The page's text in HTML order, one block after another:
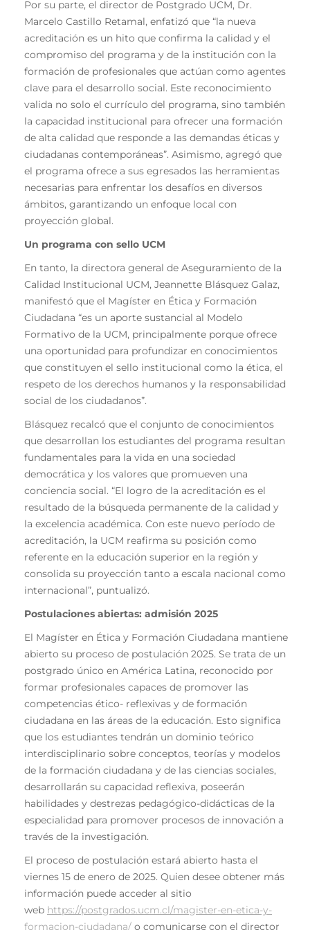
Por su parte, el director de Postgrado UCM, Dr.
Marcelo Castillo Retamal, enfatizó que “la nueva
acreditación es un hito que confirma la calidad y el
compromiso del programa y de la institución con la
formación de profesionales que actúan como agentes
clave para el desarrollo social. Este reconocimiento
valida no solo el currículo del programa, sino también
la capacidad institucional para ofrecer una formación
de alta calidad que responde a las demandas éticas y
ciudadanas contemporáneas”. Asimismo, agregó que
el programa ofrece a sus egresados las herramientas
necesarias para enfrentar los desafíos en diversos
ámbitos, garantizando un enfoque local con
proyección global.
Un programa con sello UCM
En tanto, la directora general de Aseguramiento de la
Calidad Institucional UCM, Jeannette Blásquez Galaz,
manifestó que el Magíster en Ética y Formación
Ciudadana “es un aporte sustancial al Modelo
Formativo de la UCM, principalmente porque ofrece
una oportunidad para profundizar en conocimientos
que constituyen el sello institucional como la ética, el
respeto de los derechos humanos y la responsabilidad
social de los ciudadanos”.
Blásquez recalcó que el conjunto de conocimientos
que desarrollan los estudiantes del programa resultan
fundamentales para la vida en una sociedad
democrática y los valores que promueven una
conciencia social. “El logro de la acreditación es el
resultado de la búsqueda permanente de la calidad y
la excelencia académica. Con este nuevo período de
acreditación, la UCM reafirma su posición como
referente en la educación superior en la región y
consolida su proyección tanto a escala nacional como
internacional”, puntualizó.
Postulaciones abiertas: admisión 2025
El Magíster en Ética y Formación Ciudadana mantiene
abierto su proceso de postulación 2025. Se trata de un
postgrado único en América Latina, reconocido por
formar profesionales capaces de promover las
competencias ético- reflexivas y de formación
ciudadana en las áreas de la educación. Esto significa
que los estudiantes tendrán un dominio teórico
interdisciplinario sobre conceptos, teorías y modelos
de la formación ciudadana y de las ciencias sociales,
desarrollarán su capacidad reflexiva, poseerán
habilidades y destrezas pedagógico-didácticas de la
especialidad para promover procesos de innovación a
través de la investigación.
El proceso de postulación estará abierto hasta el
viernes 15 de enero de 2025. Quien desee obtener más
información puede acceder al sitio
web https://postgrados.ucm.cl/magister-en-etica-y-
formacion-ciudadana/ o comunicarse con el director